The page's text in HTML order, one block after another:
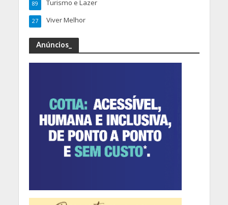
Turismo e Lazer
89
Viver Melhor
27
Anúncios_